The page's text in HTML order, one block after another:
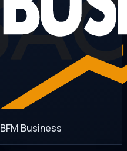
BFM Business